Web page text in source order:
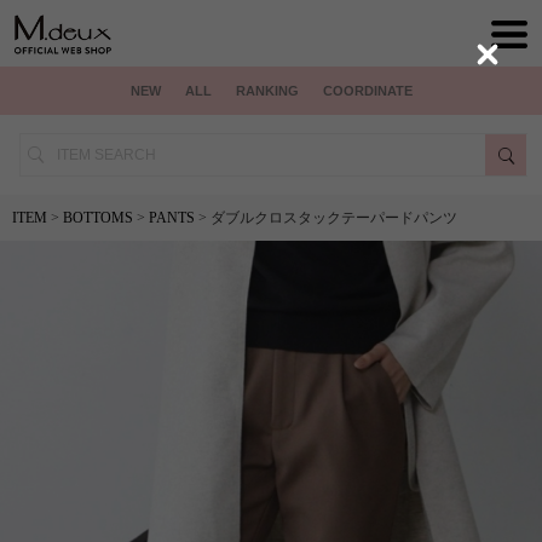
NEW ALL RANKING COORDINATE
ITEM > BOTTOMS > PANTS > ダブルクロスタックテーパードパンツ
Close